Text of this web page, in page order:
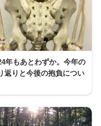
年もあとわずか。今年の
返りと今後の抱負につい